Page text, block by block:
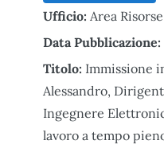
Ufficio: Area
Data Pubblicazione:
Titolo: Immissione
Alessandro,
Ingegnere
lavoro a tempo